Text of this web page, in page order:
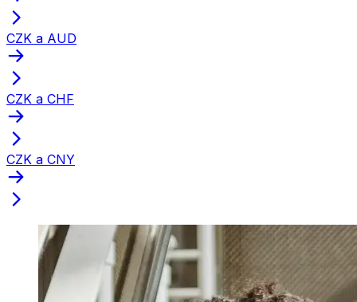
CZK a AUD
CZK a CHF
CZK a CNY